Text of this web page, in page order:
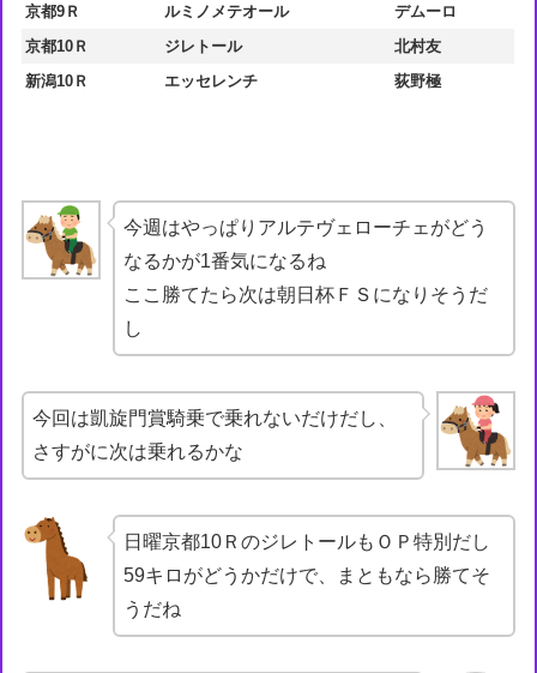
京都9Ｒ
ルミノメテオール
デムーロ
京都10Ｒ
ジレトール
北村友
新潟10Ｒ
エッセレンチ 荻野極
今週はやっぱりアルテヴェローチェがどう
なるかが1番気になるね
ここ勝てたら次は朝日杯ＦＳになりそうだ
し
今回は凱旋門賞騎乗で乗れないだけだし、
さすがに次は乗れるかな
日曜京都10ＲのジレトールもＯＰ特別だし
59キロがどうかだけで、まともなら勝てそ
うだね